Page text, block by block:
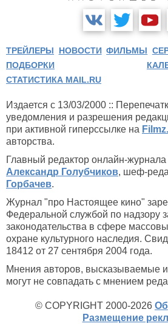
ТРЕЙЛЕРЫ НОВОСТИ ФИЛЬМЫ
ПОДБОРКИ
СТАТИСТИКА MAIL.RU
Издается с 13/03/2000 ::
уведомления и разрешения
при активной гиперссылке на
авторства.
Главный редактор онлайн-
Александр Голубчиков, шеф-
Горбачев.
Журнал "про Настоящее кино"
Федеральной службой по надзору
законодательства в сфере
охране культурного наследия.
18412 от 27 сентября 2004 года.
Мнения авторов, высказываемые
могут не совпадать с мнением
© COPYRIGHT 2000-2026
Размещение